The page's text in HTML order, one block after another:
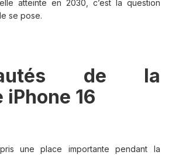
atteinte en 2030, c’est la question
se pose.
de la
iPhone 16
une place importante pendant la